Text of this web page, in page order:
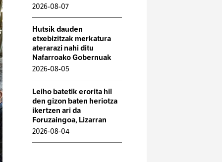
2026-08-07
Hutsik dauden
etxebizitzak merkatura
aterarazi nahi ditu
Nafarroako Gobernuak
2026-08-05
Leiho batetik erorita hil
den gizon baten heriotza
ikertzen ari da
Foruzaingoa, Lizarran
2026-08-04